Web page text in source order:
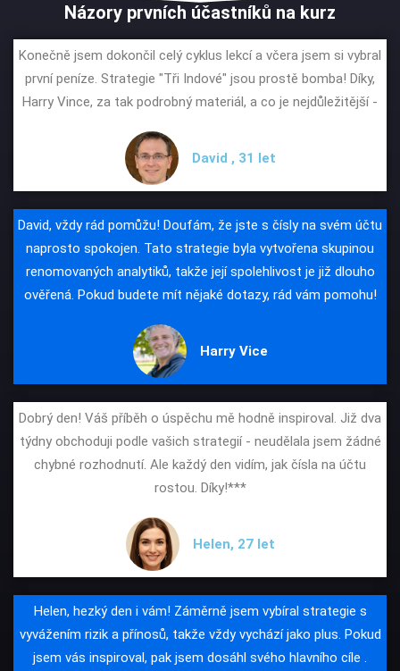
Názory prvních účastníků na kurz
Konečně jsem dokončil celý cyklus lekcí a včera jsem si vybral
první peníze. Strategie "Tři Indové" jsou prostě bomba! Díky,
Harry Vince, za tak podrobný materiál, a co je nejdůležitější -
David , 31 let
David, vždy rád pomůžu! Doufám, že jste s čísly na svém účtu
naprosto spokojen. Tato strategie byla vytvořena skupinou
renomovaných analytiků, takže její spolehlivost je již dlouho
ověřená. Pokud budete mít nějaké dotazy, rád vám pomohu!
Harry Vice
Dobrý den! Váš příběh o úspěchu mě hodně inspiroval. Již dva
týdny obchoduji podle vašich strategií - neudělala jsem žádné
chybné rozhodnutí. Ale každý den vidím, jak čísla na účtu
rostou. Díky!***
Helen, 27 let
Helen, hezký den i vám! Záměrně jsem vybíral strategie s
vyvážením rizik a přínosů, takže vždy vychází jako plus. Pokud
jsem vás inspiroval, pak jsem dosáhl svého hlavního cíle .